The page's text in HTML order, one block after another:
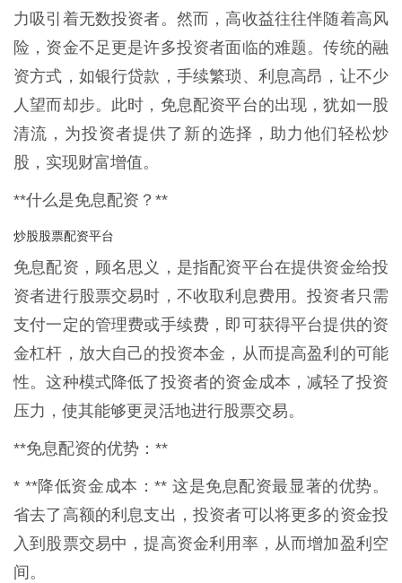
力吸引着无数投资者。然而，高收益往往伴随着高风
险，资金不足更是许多投资者面临的难题。传统的融
资方式，如银行贷款，手续繁琐、利息高昂，让不少
人望而却步。此时，免息配资平台的出现，犹如一股
清流，为投资者提供了新的选择，助力他们轻松炒
股，实现财富增值。
**什么是免息配资？**
炒股股票配资平台
免息配资，顾名思义，是指配资平台在提供资金给投
资者进行股票交易时，不收取利息费用。投资者只需
支付一定的管理费或手续费，即可获得平台提供的资
金杠杆，放大自己的投资本金，从而提高盈利的可能
性。这种模式降低了投资者的资金成本，减轻了投资
压力，使其能够更灵活地进行股票交易。
**免息配资的优势：**
* **降低资金成本：** 这是免息配资最显著的优势。
省去了高额的利息支出，投资者可以将更多的资金投
入到股票交易中，提高资金利用率，从而增加盈利空
间。